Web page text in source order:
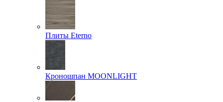
Плиты Eterno
Кроношпан MOONLIGHT